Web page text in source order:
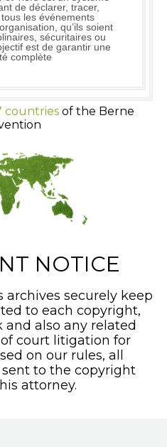
de déclarer, tracer,
les événements
qu’ils soient
sécuritaires ou
est de garantir une
complète
countriesof the Berne
NOTICE
securely keep
to each copyright,
also any related
court litigation for
on our rules, all
to the copyright
attorney.